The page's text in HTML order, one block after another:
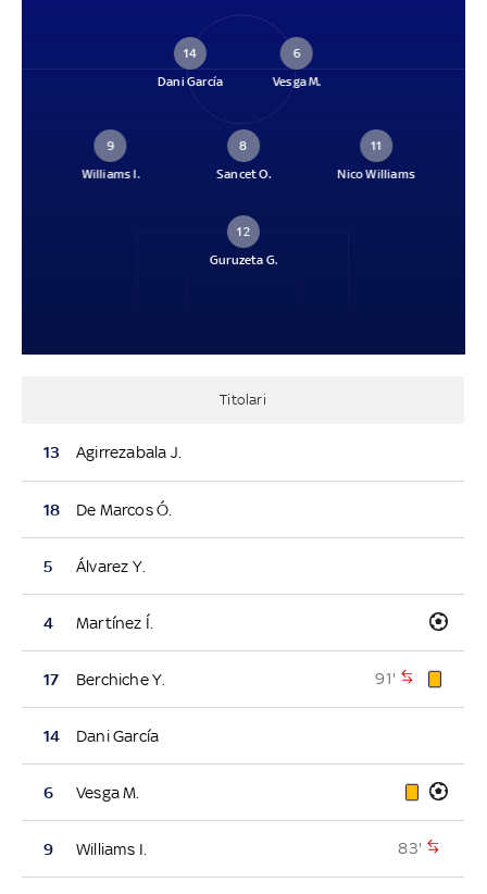
14
Dani García
6
Vesga M.
9
Williams I.
8
Sancet O.
11
Nico Williams
12
Guruzeta G.
Titolari
13 Agirrezabala J.
18 De Marcos Ó.
5 Álvarez Y.
4 Martínez Í.
17 Berchiche Y. 91'
14 Dani García
6 Vesga M.
9 Williams I. 83'